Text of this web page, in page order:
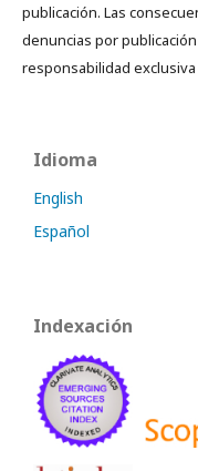
publicación. Las
denuncias por
responsabilidad
Idioma
English
Español
Indexación